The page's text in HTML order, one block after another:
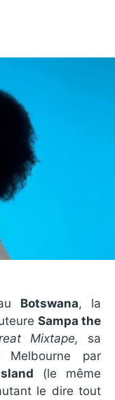
Botswana, la
Sampa the
Mixtape, sa
Melbourne par
(le même
le dire tout